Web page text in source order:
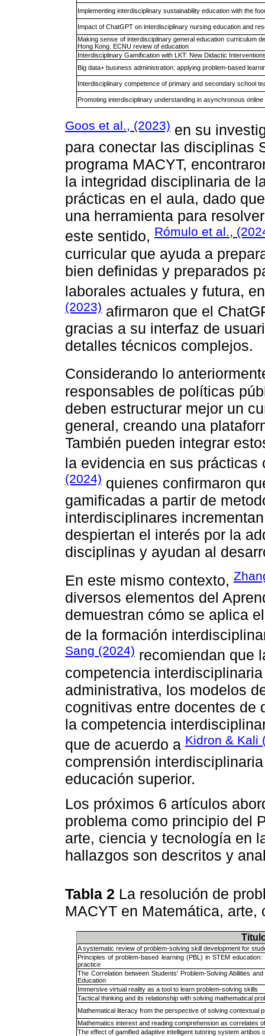
Implementing interdisciplinary sustainability education with the
Impact of ChatGPT on interdisciplinary nursing education and
Making sense of interdisciplinary general education curriculum
Hong Kong. ECNU review of education
Interdisciplinary Gamification with LKT: New Didactic
Big data+ business administration: applying problem-based
Interdisciplinary competence of primary and secondary school
Promoting interdisciplinary understanding in asynchronous
Goos et al., (2023) en su
para conectar las disciplinas
programa MACYT,
la integridad disciplinaria de
prácticas en el aula, dado
una herramienta para
este sentido, Rómulo et al.,
curricular que ayuda a
bien definidas y preparados
laborales actuales y futura,
(2023) afirmaron que el
gracias a su interfaz de
detalles técnicos complejos.
Considerando lo
responsables de políticas
deben estructurar mejor un
general, creando una
También pueden integrar
la evidencia en sus
(2024) quienes confirmaron
gamificadas a partir de
interdisciplinares
despiertan el interés por la
disciplinas y ayudan al
En este mismo contexto,
diversos elementos del
demuestran cómo se aplica
de la formación
Sang (2024) recomiendan que
competencia
administrativa, los modelos
cognitivas entre docentes de
la competencia
que de acuerdo a Kidron & Kali
comprensión
educación superior.
Los próximos 6 artículos
problema como principio del
arte, ciencia y tecnología en
hallazgos son descritos y
Tabla 2 La resolución de
MACYT en Matemática,
A systematic review of problem-solving skill development for
Principles of problem-based learning (PBL) in STEM
practice
The Correlation between Students' Problem-Solving Abilities
Education
Immersive virtual reality as a tool to learn problem-solving skills
Tactical thinking and its relationship with solving mathematical
Mathematical literacy from the perspective of solving contextual
Mathematics interest and reading comprehension as correlates
The effect of gamified adaptive intelligent tutoring system artibos